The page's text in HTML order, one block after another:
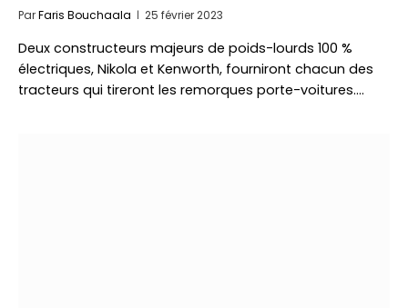
ParFaris Bouchaala 25 février 2023
Deux constructeurs majeurs de poids-lourds 100 %
électriques, Nikola et Kenworth, fourniront chacun des
tracteurs qui tireront les remorques porte-voitures.…